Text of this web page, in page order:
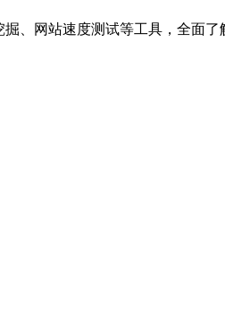
、网站速度测试等工具，全面了